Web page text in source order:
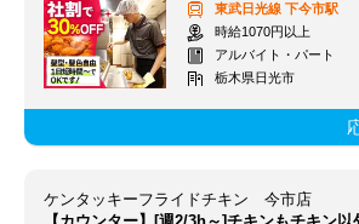
東武日光線 下今市駅
時給1070円以上
アルバイト・パート
栃木県日光市
ケンタッキーフライドチキン 今市店